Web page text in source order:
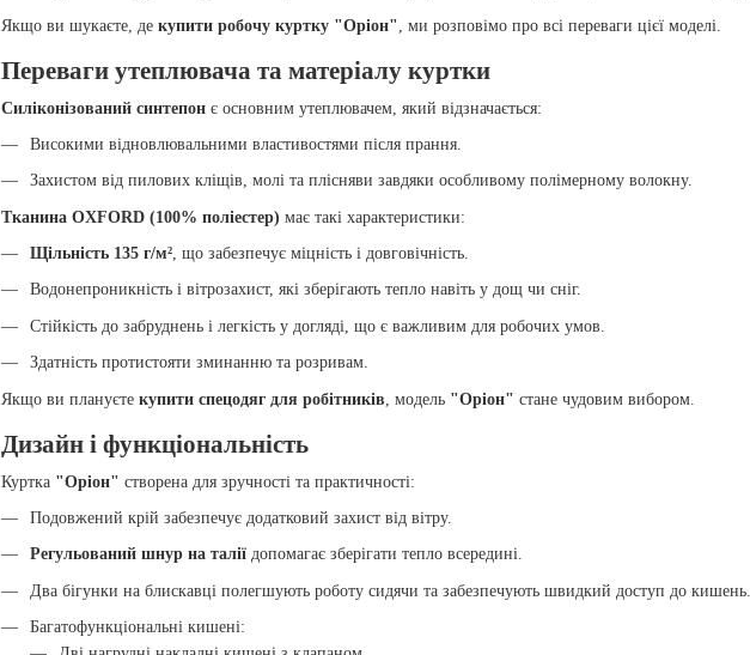
Якщо ви шукаєте, де купити робочу куртку "Оріон" , ми розповімо про всі переваги цієї моделі.
Переваги утеплювача та матеріалу куртки
Силіконізований синтепон є основним утеплювачем, який відзначається:
Високими відновлювальними властивостями після прання.
Захистом від пилових кліщів, молі та плісняви завдяки особливому полімерному волокну.
Тканина OXFORD (100% поліестер) має такі характеристики:
Щільність 135 г/м², що забезпечує міцність і довговічність.
Водонепроникність і вітрозахист, які зберігають тепло навіть у дощ чи сніг.
Стійкість до забруднень і легкість у догляді, що є важливим для робочих умов.
Здатність протистояти зминанню та розривам.
Якщо ви плануєте купити спецодяг для робітників , модель "Оріон" стане чудовим вибором.
Дизайн і функціональність
Куртка "Оріон" створена для зручності та практичності:
Подовжений крій забезпечує додатковий захист від вітру.
Регульований шнур на талії допомагає зберігати тепло всередині.
Два бігунки на блискавці полегшують роботу сидячи та забезпечують швидкий доступ до кишень.
Багатофункціональні кишені: